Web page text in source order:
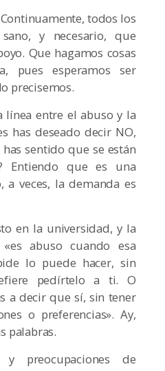
todos los
y necesario, que
Que hagamos cosas
pues esperamos ser
precisemos.
línea entre el abuso y la
has deseado decir NO,
sentido que se están
Entiendo que es una
a veces, la demanda es
en la universidad, y la
abuso cuando esa
lo puede hacer, sin
pedírtelo a ti. O
a decir que sí, sin tener
o preferencias». Ay,
palabras.
y preocupaciones de